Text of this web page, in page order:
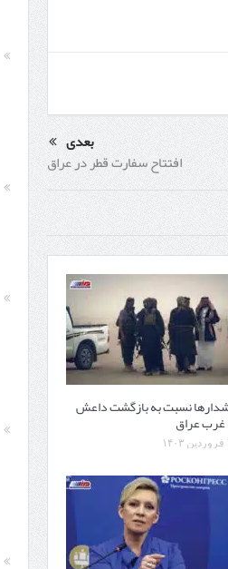
بعدی
افتتاح سفارت قطر در عراق
نسبت به بازگشت داعش
غرب عراق